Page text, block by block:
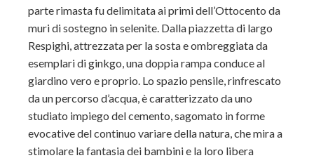
parte rimasta fu delimitata ai primi dell’Ottocento da
muri di sostegno in selenite. Dalla piazzetta di largo
Respighi, attrezzata per la sosta e ombreggiata da
esemplari di ginkgo, una doppia rampa conduce al
giardino vero e proprio. Lo spazio pensile, rinfrescato
da un percorso d’acqua, è caratterizzato da uno
studiato impiego del cemento, sagomato in forme
evocative del continuo variare della natura, che mira a
stimolare la fantasia dei bambini e la loro libera